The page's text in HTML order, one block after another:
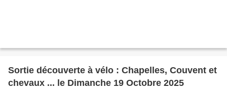
Sortie découverte à vélo : Chapelles, Couvent et
chevaux ... le Dimanche 19 Octobre 2025